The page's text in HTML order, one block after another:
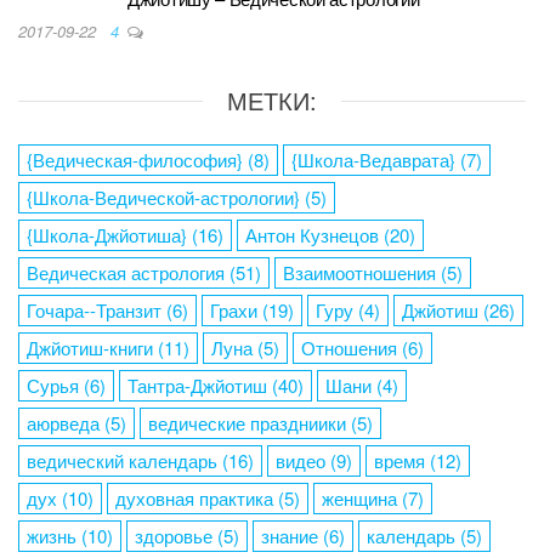
2017-09-22 4
МЕТКИ:
{Ведическая-философия} (8) {Школа-Ведаврата} (7)
{Школа-Ведической-астрологии} (5)
{Школа-Джйотиша} (16) Антон Кузнецов (20)
Ведическая астрология (51) Взаимоотношения (5)
Гочара--Транзит (6) Грахи (19) Гуру (4) Джйотиш (26)
Джйотиш-книги (11) Луна (5) Отношения (6)
Сурья (6) Тантра-Джйотиш (40) Шани (4)
аюрведа (5) ведические праздниики (5)
ведический календарь (16) видео (9) время (12)
дух (10) духовная практика (5) женщина (7)
жизнь (10) здоровье (5) знание (6) календарь (5)